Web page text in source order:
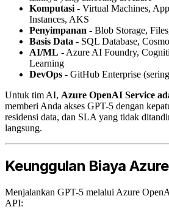
Komputasi - Virtual Machines,
Instances, AKS
Penyimpanan - Blob Storage,
Basis Data - SQL Database,
AI/ML - Azure AI Foundry,
Learning
DevOps - GitHub Enterprise
Untuk tim AI, Azure OpenAI Service
memberi Anda akses GPT-5 dengan
residensi data, dan SLA yang tidak
langsung.
Keunggulan Biaya
Menjalankan GPT-5 melalui Azure
API: